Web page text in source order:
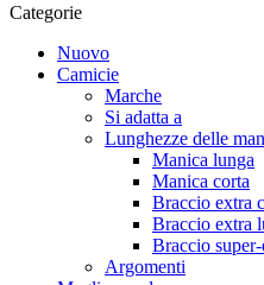
Categorie
Nuovo
Camicie
Marche
Si adatta a
Lunghezze delle
Manica lunga
Manica corta
Braccio extra
Braccio extra
Braccio
Argomenti